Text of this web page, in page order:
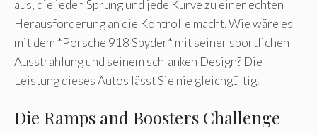
aus, die jeden Sprung und jede Kurve zu einer echten
Herausforderung an die Kontrolle macht. Wie wäre es
mit dem *Porsche 918 Spyder* mit seiner sportlichen
Ausstrahlung und seinem schlanken Design? Die
Leistung dieses Autos lässt Sie nie gleichgültig.
Die Ramps and Boosters Challenge